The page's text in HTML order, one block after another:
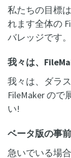
私たちの目標
れます全体の
バレッジです。
我々は、
我々は、ダラ
FileMaker ので
い!
ベータ版の事
急いでいる場合